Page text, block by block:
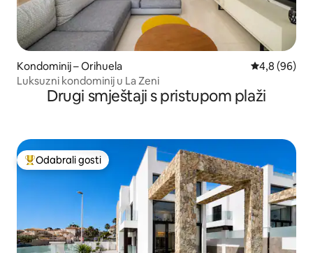
Kondominij – Orihuela Prosječna
4,8 (96)
Luksuzni kondominij u La Zeni
Drugi smještaji s pristupom plaži
Među najviše rangiranima s oznakom „Odabrali gosti”
Odabrali gosti